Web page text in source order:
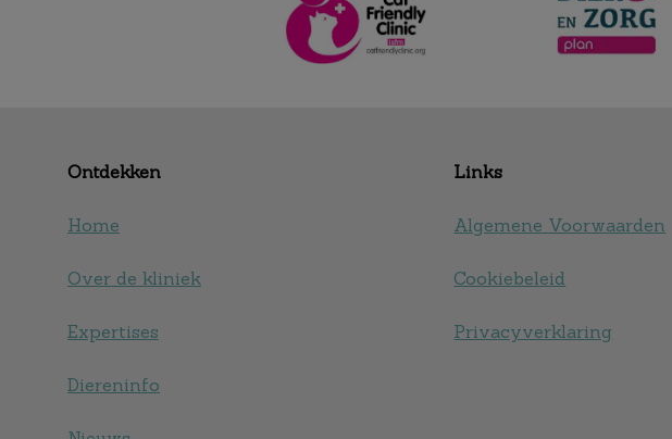
Ontdekken
Home
Over de kliniek
Expertises
Diereninfo
Links
Algemene Voorwaarden
Cookiebeleid
Privacyverklaring